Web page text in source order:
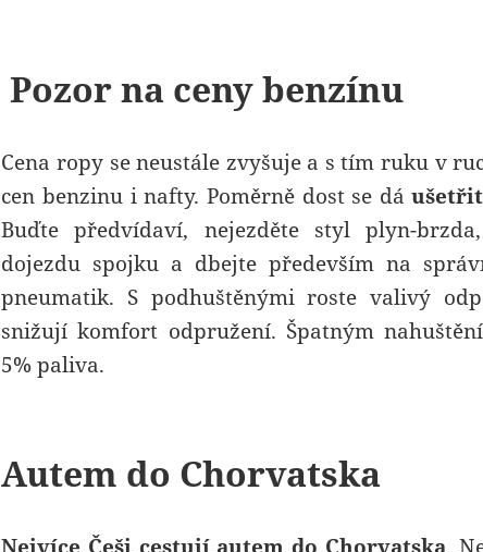
Pozor na ceny benzínu
Cena ropy se neustále zvyšuje a s tím ruku v
cen benzinu i nafty. Poměrně dost se dá
Buďte předvídaví, nejezděte styl plyn-
dojezdu spojku a dbejte především na
pneumatik. S podhuštěnými roste valivý
snižují komfort odpružení. Špatným
5% paliva.
Autem do Chorvatska